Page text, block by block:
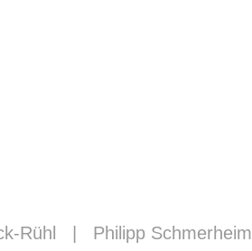
Rühl Philipp Schmerheim